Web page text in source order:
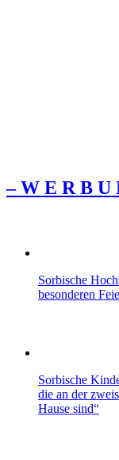
– W Ε R Β U
Sorbische
besonderen
Sorbische
die an der
Hause sind“